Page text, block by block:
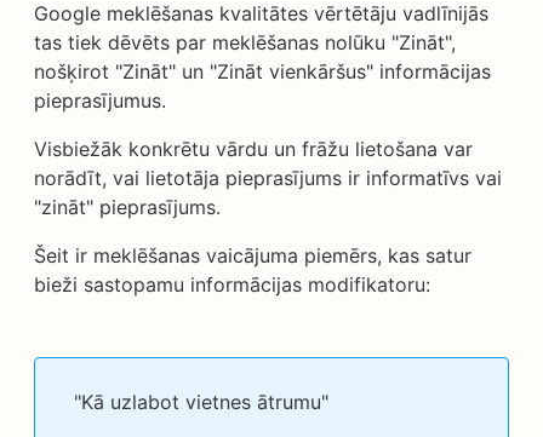
Google meklēšanas kvalitātes vērtētāju vadlīnijās
tas tiek dēvēts par meklēšanas nolūku "Zināt",
nošķirot "Zināt" un "Zināt vienkāršus" informācijas
pieprasījumus.
Visbiežāk konkrētu vārdu un frāžu lietošana var
norādīt, vai lietotāja pieprasījums ir informatīvs vai
"zināt" pieprasījums.
Šeit ir meklēšanas vaicājuma piemērs, kas satur
bieži sastopamu informācijas modifikatoru:
"Kā uzlabot vietnes ātrumu"